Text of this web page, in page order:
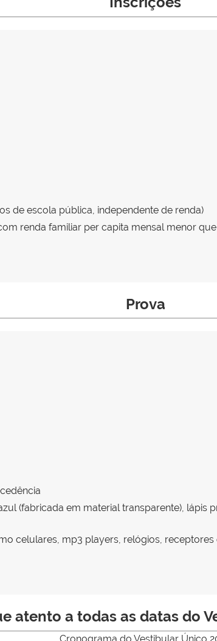
de escola pública, independente de renda)
renda familiar per capita mensal menor que
Prova
(fabricada em material transparente), lápis
celulares, mp3 players, relógios,
atento a todas as datas do
Cronograma do Vestibular Único